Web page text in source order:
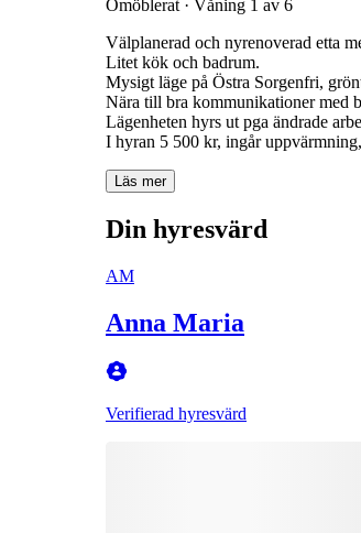
Omöblerat · Våning 1 av 6
Välplanerad och nyrenoverad etta
Litet kök och badrum.
Mysigt läge på Östra Sorgenfri,
Nära till bra kommunikationer med
Lägenheten hyrs ut pga ändrade
I hyran 5 500 kr, ingår
Läs mer
Din hyresvärd
AM
Anna Maria
Verifierad hyresvärd